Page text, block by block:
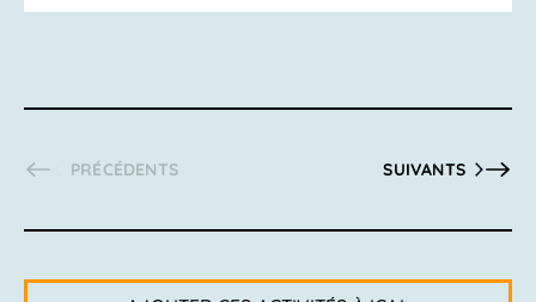
ACTIVITÉS
PRÉCÉDENTS ACTIVITÉS
SUIVANTS